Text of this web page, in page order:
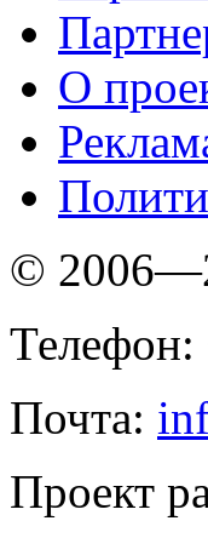
O
©
Телефон:
Почта:
Проект